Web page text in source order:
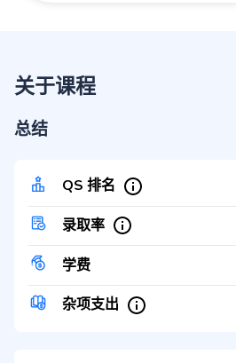
关于课程
总结
QS 排名
录取率
学费
杂项支出